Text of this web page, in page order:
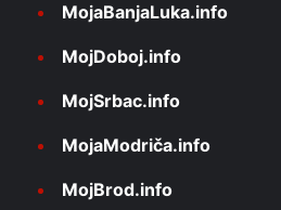
MojaBanjaLuka.info
MojDoboj.info
MojSrbac.info
MojaModriča.info
MojBrod.info